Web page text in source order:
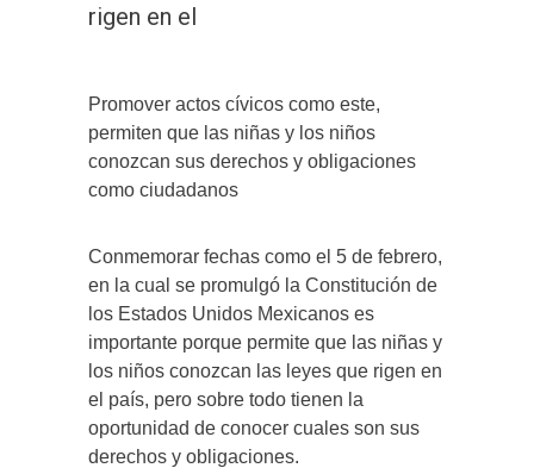
rigen en el
Promover actos cívicos como este,
permiten que las niñas y los niños
conozcan sus derechos y obligaciones
como ciudadanos
Conmemorar fechas como el 5 de febrero,
en la cual se promulgó la Constitución de
los Estados Unidos Mexicanos es
importante porque permite que las niñas y
los niños conozcan las leyes que rigen en
el país, pero sobre todo tienen la
oportunidad de conocer cuales son sus
derechos y obligaciones.